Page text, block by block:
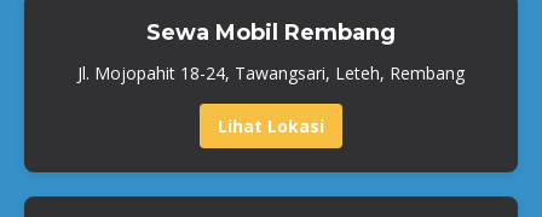
Sewa Mobil Rembang
Jl. Mojopahit 18-24, Tawangsari, Leteh, Rembang
Lihat Lokasi